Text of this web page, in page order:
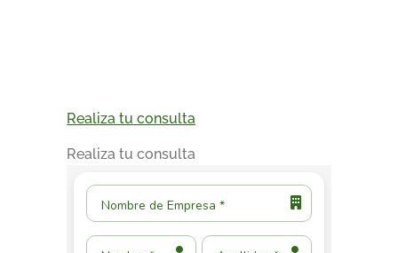
Realiza tu consulta
Realiza tu consulta